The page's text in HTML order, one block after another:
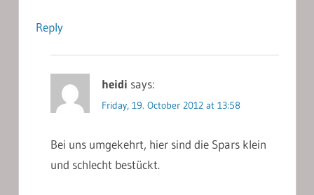
Reply
heidi says:
Friday, 19. October 2012 at 13:58
Bei uns umgekehrt, hier sind die Spars klein
und schlecht bestückt.